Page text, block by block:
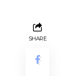
SHARE